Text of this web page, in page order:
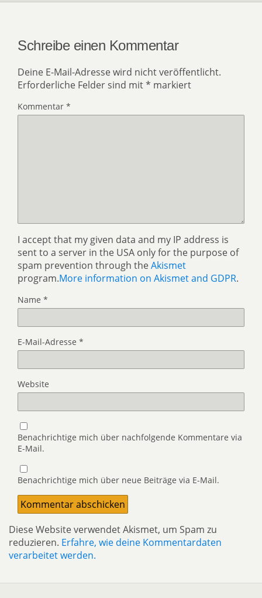
Schreibe einen Kommentar
Deine E-Mail-Adresse wird nicht veröffentlicht.
Erforderliche Felder sind mit* markiert
Kommentar *
I accept that my given data and my IP address is
sent to a server in the USA only for the purpose of
spam prevention through theAkismet
program.More information on Akismet and GDPR.
Name *
E-Mail-Adresse *
Website
Benachrichtige mich über nachfolgende Kommentare via
E-Mail.
Benachrichtige mich über neue Beiträge via E-Mail.
Diese Website verwendet Akismet, um Spam zu
reduzieren. Erfahre, wie deine Kommentardaten
verarbeitet werden.